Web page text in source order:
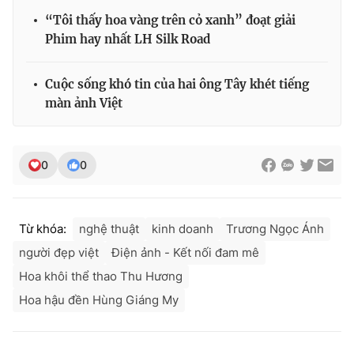
THỜI BÁO VTV
cấp ngày 29/12/2023
Tổng Biên tập: Vũ Thanh Thủy
Phó Tổng Biên tập:Nguyễn Thị Mỹ Hạnh, Phạm Quốc Thắng,
“Tôi thấy hoa vàng trên cỏ xanh” đoạt giải
Phim hay nhất LH Silk Road
Cuộc sống khó tin của hai ông Tây khét tiếng
màn ảnh Việt
0 0
Từ khóa: nghệ thuật kinh doanh
Trương Ngọc Ánh
người đẹp việt
Điện ảnh - Kết nối đam mê
Hoa khôi thể thao Thu Hương
Hoa hậu đền Hùng Giáng My